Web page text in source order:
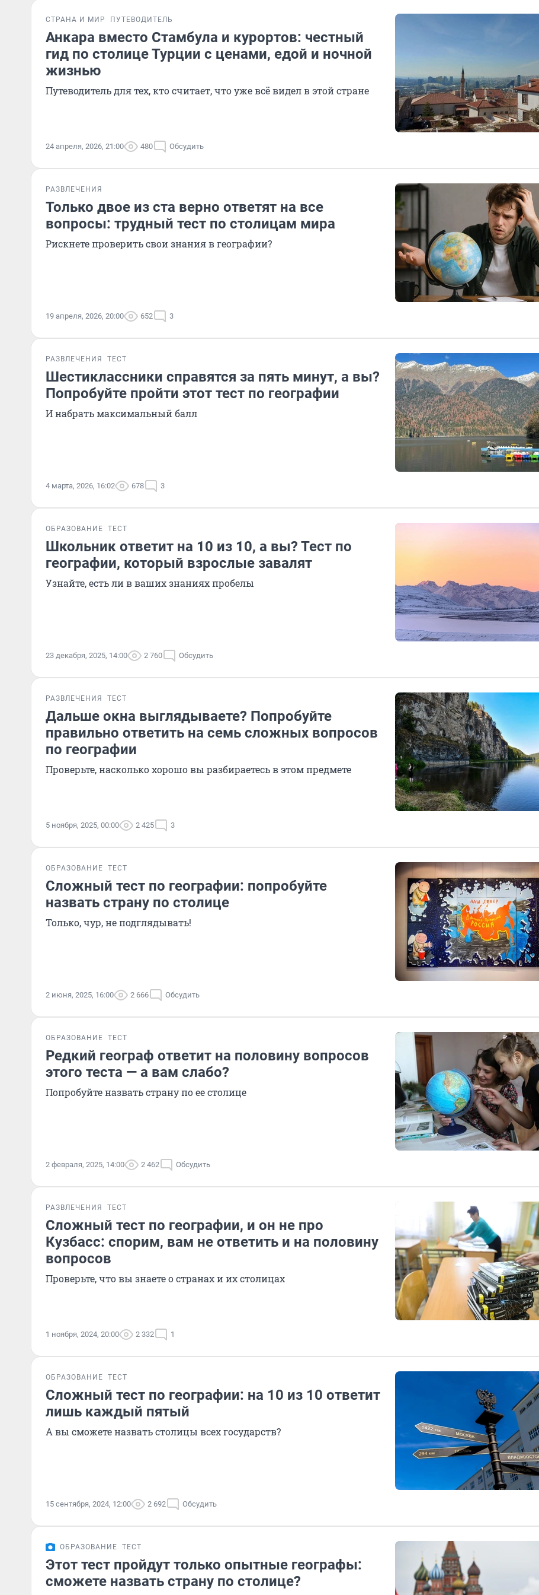
СТРАНА И МИР ПУТЕВОДИТЕЛЬ
Анкара вместо Стамбула и курортов: честный
гид по столице Турции с ценами, едой и ночной
жизнью
Путеводитель для тех, кто считает, что уже всё видел в этой стране
24 апреля, 2026, 21:00 480 Обсудить
РАЗВЛЕЧЕНИЯ
Только двое из ста верно ответят на все
вопросы: трудный тест по столицам мира
Рискнете проверить свои знания в географии?
19 апреля, 2026, 20:00 652 3
РАЗВЛЕЧЕНИЯ ТЕСТ
Шестиклассники справятся за пять минут, а вы?
Попробуйте пройти этот тест по географии
И набрать максимальный балл
4 марта, 2026, 16:02 678 3
ОБРАЗОВАНИЕ ТЕСТ
Школьник ответит на 10 из 10, а вы? Тест по
географии, который взрослые завалят
Узнайте, есть ли в ваших знаниях пробелы
23 декабря, 2025, 14:00 2 760 Обсудить
РАЗВЛЕЧЕНИЯ ТЕСТ
Дальше окна выглядываете? Попробуйте
правильно ответить на семь сложных вопросов
по географии
Проверьте, насколько хорошо вы разбираетесь в этом предмете
5 ноября, 2025, 00:00 2 425 3
ОБРАЗОВАНИЕ ТЕСТ
Сложный тест по географии: попробуйте
назвать страну по столице
Только, чур, не подглядывать!
2 июня, 2025, 16:00 2 666 Обсудить
ОБРАЗОВАНИЕ ТЕСТ
Редкий географ ответит на половину вопросов
этого теста — а вам слабо?
Попробуйте назвать страну по ее столице
2 февраля, 2025, 14:00 2 462 Обсудить
РАЗВЛЕЧЕНИЯ ТЕСТ
Сложный тест по географии, и он не про
Кузбасс: спорим, вам не ответить и на половину
вопросов
Проверьте, что вы знаете о странах и их столицах
1 ноября, 2024, 20:00 2 332 1
ОБРАЗОВАНИЕ ТЕСТ
Сложный тест по географии: на 10 из 10 ответит
лишь каждый пятый
А вы сможете назвать столицы всех государств?
15 сентября, 2024, 12:00 2 692 Обсудить
ОБРАЗОВАНИЕ ТЕСТ
Этот тест пройдут только опытные географы:
сможете назвать страну по столице?